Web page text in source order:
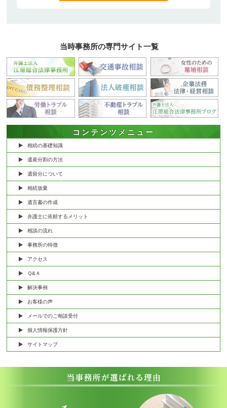
当時事務所の専門サイト一覧
コンテンツメニュー
相続の基礎知識
遺産分割の方法
遺留分について
相続放棄
遺言書の作成
弁護士に依頼するメリット
相談の流れ
事務所の特徴
アクセス
Ｑ&Ａ
解決事例
お客様の声
メールでのご相談受付
個人情報保護方針
サイトマップ